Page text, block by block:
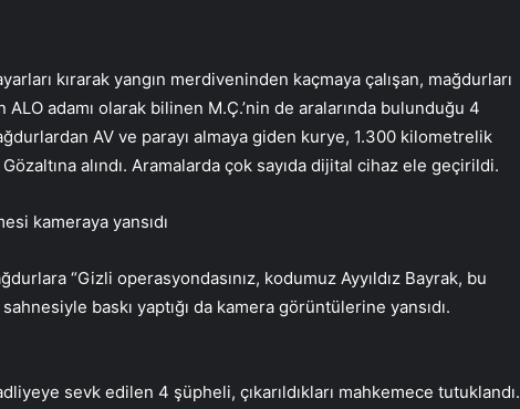
kırarak yangın merdiveninden kaçmaya çalışan, mağdurları
adamı olarak bilinen M.Ç.’nin de aralarında bulunduğu 4
AV ve parayı almaya giden kurye, 1.300 kilometrelik
alındı. Aramalarda çok sayıda dijital cihaz ele geçirildi.
kameraya yansıdı
“Gizli operasyondasınız, kodumuz Ayyıldız Bayrak, bu
baskı yaptığı da kamera görüntülerine yansıdı.
sevk edilen 4 şüpheli, çıkarıldıkları mahkemece tutuklandı.